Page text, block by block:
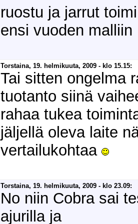
ruostu ja jarrut
ensi vuoden
Torstaina, 19. helmikuuta, 2009 - klo 15.15:
Tai sitten ongelma
tuotanto siinä
rahaa tukea
jäljellä oleva laite
vertailukohtaa
Torstaina, 19. helmikuuta, 2009 - klo 23.09:
No niin Cobra sai
ajurilla ja